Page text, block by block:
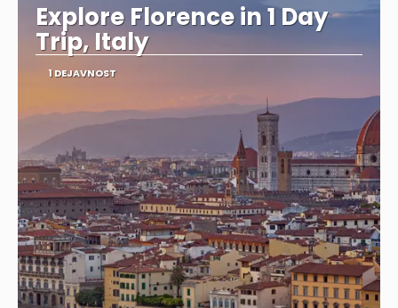
Explore Florence in 1 Day
Trip, Italy
1 DEJAVNOST